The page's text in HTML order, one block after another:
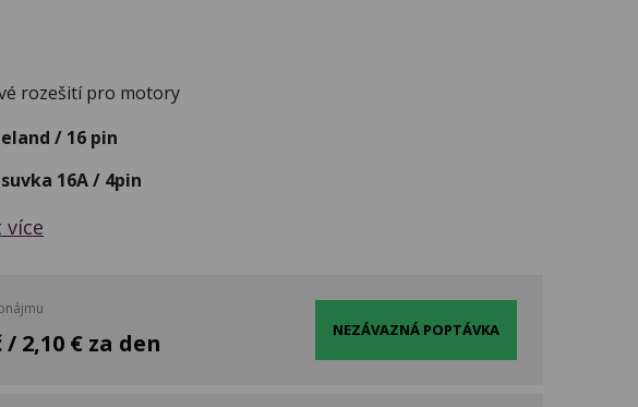
rozešití pro motory
/ 16 pin
16A / 4pin
/ 2,10 € za den NEZÁVAZNÁ POPTÁVKA